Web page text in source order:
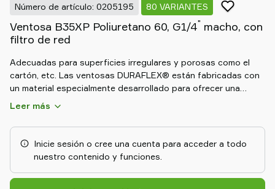
Número de artículo: 0205195 80 VARIANTES
Ventosa B35XP Poliuretano 60, G1/4" macho, con
filtro de red
Adecuadas para superficies irregulares y porosas como el
cartón, etc. Las ventosas DURAFLEX® están fabricadas con
un material especialmente desarrollado para ofrecer una
combinación de elasticidad del caucho y resistencia al
DURAFLEX® no deja marcas.
Leer más
Inicie sesión o cree una cuenta para acceder a todo
nuestro contenido y funciones.